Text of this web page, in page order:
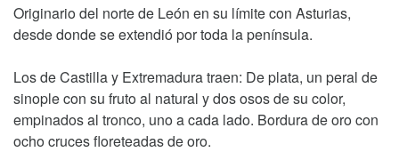
Originario del norte de León en su límite con Asturias,
desde donde se extendió por toda la península.
Los de Castilla y Extremadura traen: De plata, un peral de
sinople con su fruto al natural y dos osos de su color,
empinados al tronco, uno a cada lado. Bordura de oro con
ocho cruces floreteadas de oro.